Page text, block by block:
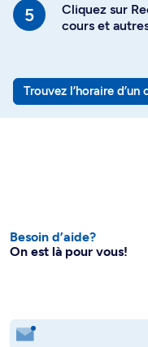
Cliquez sur
cours et
Trouvez l’horaire d’un
Besoin d’aide?
On est là pour vous!